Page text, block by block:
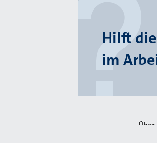
Hilft
im
Über